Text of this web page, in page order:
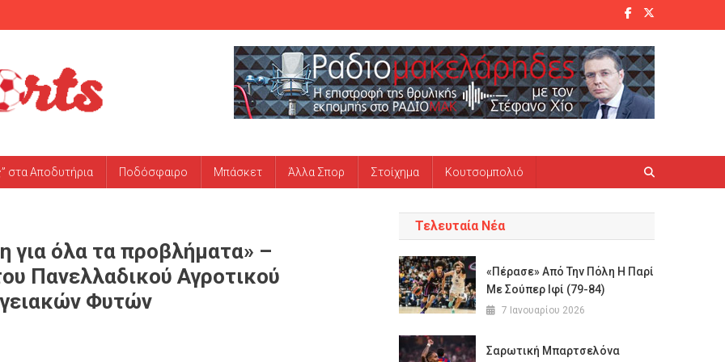
στα Αποδυτήρια Ποδόσφαιρο Μπάσκετ Άλλα Σπορ Στοίχημα Κουτσομπολιό
για όλα τα προβλήματα» –
Πανελλαδικού Αγροτικού
Φυτών
Τελευταία Νέα
«Πέρασε» Από Την Πόλη Η Παρί
Με Σούπερ Ιφί (79-84)
7 Ιανουαρίου 2026
Σαρωτική Μπαρτσελόνα